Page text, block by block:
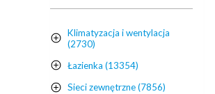
Klimatyzacja i wentylacja
(2730)
Łazienka (13354)
Sieci zewnętrzne (7856)